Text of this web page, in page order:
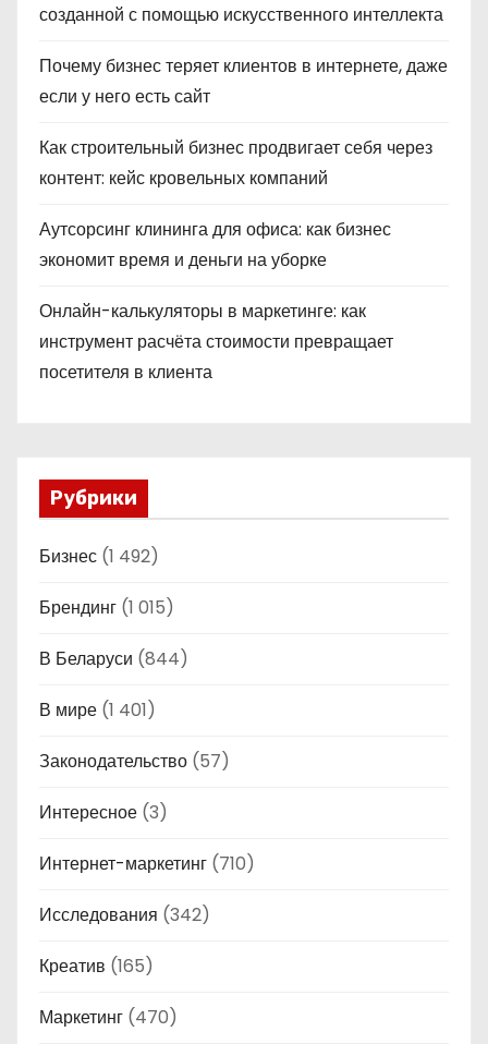
созданной с помощью искусственного интеллекта
Почему бизнес теряет клиентов в интернете, даже
если у него есть сайт
Как строительный бизнес продвигает себя через
контент: кейс кровельных компаний
Аутсорсинг клининга для офиса: как бизнес
экономит время и деньги на уборке
Онлайн-калькуляторы в маркетинге: как
инструмент расчёта стоимости превращает
посетителя в клиента
Рубрики
Бизнес (1 492)
Брендинг (1 015)
В Беларуси (844)
В мире (1 401)
Законодательство (57)
Интересное (3)
Интернет-маркетинг (710)
Исследования (342)
Креатив (165)
Маркетинг (470)